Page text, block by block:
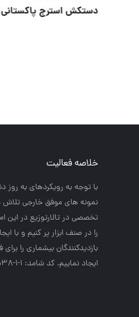
محصولات ایمنی رحیمی
خلاصه فعالیت
با توجه به رويكردهاي به روز
نمونه هاي موفق خارجي تلاش
تخصصي در تالارتوزيع در اين
را در صنف ابزار پر كنيم و با
بازديدكنندگان بيشماري را
ايجاد نماييم. کد شامد: 1-1-756538-65-0-2